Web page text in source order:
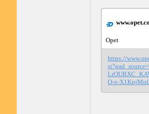
Opet
https://
O-x-